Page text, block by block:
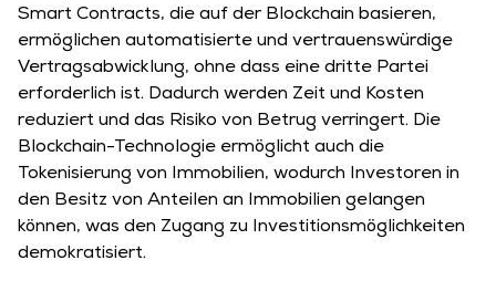
Smart Contracts, die auf der Blockchain basieren,
ermöglichen automatisierte und vertrauenswürdige
Vertragsabwicklung, ohne dass eine dritte Partei
erforderlich ist. Dadurch werden Zeit und Kosten
reduziert und das Risiko von Betrug verringert. Die
Blockchain-Technologie ermöglicht auch die
Tokenisierung von Immobilien, wodurch Investoren in
den Besitz von Anteilen an Immobilien gelangen
können, was den Zugang zu Investitionsmöglichkeiten
demokratisiert.